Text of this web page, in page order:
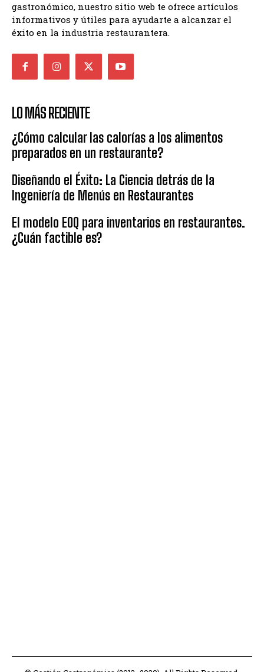
gastronómico, nuestro sitio web te ofrece artículos
informativos y útiles para ayudarte a alcanzar el
éxito en la industria restaurantera.
LO MÁS RECIENTE
¿Cómo calcular las calorías a los alimentos
preparados en un restaurante?
Diseñando el Éxito: La Ciencia detrás de la
Ingeniería de Menús en Restaurantes
El modelo EOQ para inventarios en restaurantes.
¿Cuán factible es?